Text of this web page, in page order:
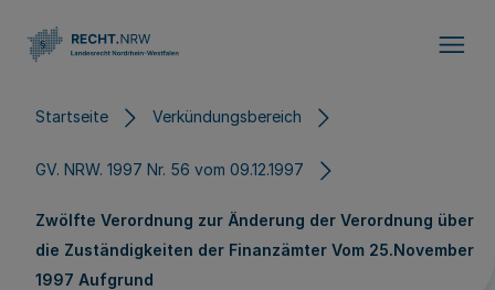
Startseite Verkündungsbereich
GV. NRW. 1997 Nr. 56 vom 09.12.1997
Zwölfte Verordnung zur Änderung der Verordnung über
die Zuständigkeiten der Finanzämter Vom 25.November
1997 Aufgrund